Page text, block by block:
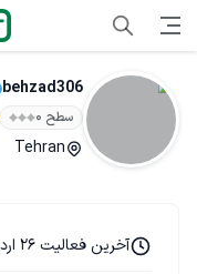
behzad306
سطح ۰
Tehran
آخرین فعالیت 26 اردیبهشت 1404